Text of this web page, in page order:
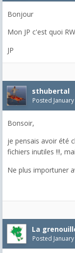
Bonjour
Mon JP c'est quoi
JP
sthubertal
Posted
Bonsoir,
je pensais avoir été
fichiers inutiles !!!,
Ne plus importuner
La
Posted